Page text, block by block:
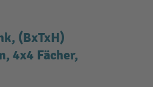
(BxTxH)
4x4 Fächer,